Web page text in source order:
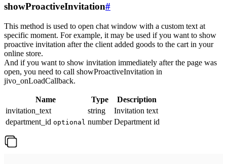
showProactiveInvitation#
This method is used to open chat window with a custom text at
specific moment. For example, it may be used if you want to show
proactive invitation after the client added goods to the cart in your
online store.
And if you want to show invitation immediately after the page was
open, you need to call showProactiveInvitation in
jivo_onLoadCallback.
Name Type
Description
invitation_text
string
Invitation text
department_id optional number Department id